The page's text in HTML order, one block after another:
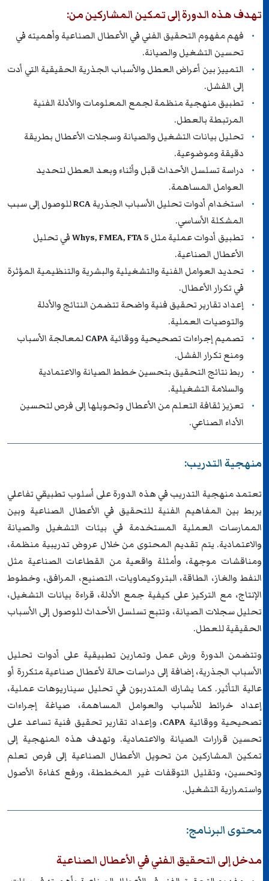
تهدف هذه الدورة إلى تمكين المشاركين من:
فهم مفهوم التحقيق الفني في الأعطال الصناعية وأهميته في
تحسين التشغيل والصيانة.
التمييز بين أعراض العطل والأسباب الجذرية الحقيقية التي أدت
إلى الفشل.
تطبيق منهجية منظمة لجمع المعلومات والأدلة الفنية
المرتبطة بالعطل.
تحليل بيانات التشغيل والصيانة وسجلات الأعطال بطريقة
دقيقة وموضوعية.
دراسة تسلسل الأحداث قبل وأثناء وبعد العطل لتحديد
العوامل المساهمة.
استخدام أدوات تحليل الأسباب الجذريةRCAللوصول إلى سبب
المشكلة الأساسي.
تطبيق أدوات عملية مثل5 Whys, FMEA, FTA
في تحليل
الأعطال الصناعية.
تحديد العوامل الفنية والتشغيلية والبشرية والتنظيمية المؤثرة
في تكرار الأعطال.
إعداد تقارير تحقيق فنية واضحة تتضمن النتائج والأدلة
والتوصيات العملية.
تصميم إجراءات تصحيحية ووقائيةCAPAلمعالجة الأسباب
ومنع تكرار الفشل.
ربط نتائج التحقيق بتحسين خطط الصيانة والاعتمادية
والسلامة التشغيلية.
تعزيز ثقافة التعلم من الأعطال وتحويلها إلى فرص لتحسين
الأداء الصناعي.
منهجية التدريب:
تعتمد منهجية التدريب في هذه الدورة على أسلوب تطبيقي تفاعلي
يربط بين المفاهيم الفنية للتحقيق في الأعطال الصناعية وبين
الممارسات العملية المستخدمة في بيئات التشغيل والصيانة
والاعتمادية. يتم تقديم المحتوى من خلال عروض تدريبية منظمة،
ومناقشات موجهة، وأمثلة واقعية من القطاعات الصناعية مثل
النفط والغاز، الطاقة، البتروكيماويات، التصنيع، المرافق، وخطوط
الإنتاج، مع التركيز على كيفية جمع الأدلة، قراءة بيانات التشغيل،
تحليل سجلات الصيانة، وتتبع تسلسل الأحداث للوصول إلى الأسباب
الحقيقية للعطل.
وتتضمن الدورة ورش عمل وتمارين تطبيقية على أدوات تحليل
الأسباب الجذرية، إضافة إلى دراسات حالة لأعطال صناعية متكررة أو
عالية التأثير. كما يشارك المتدربون في تحليل سيناريوهات عملية،
إعداد خرائط للأسباب والعوامل المساهمة، صياغة إجراءات
تصحيحية ووقائيةCAPA، وإعداد تقارير تحقيق فنية تساعد على
تحسين قرارات الصيانة والاعتمادية. وتهدف هذه المنهجية إلى
تمكين المشاركين من تحويل الأعطال الصناعية إلى فرص تعلم
وتحسين، وتقليل التوقفات غير المخططة، ورفع كفاءة الأصول
واستمرارية التشغيل.
محتوى البرنامج:
مدخل إلى التحقيق الفني في الأعطال الصناعية